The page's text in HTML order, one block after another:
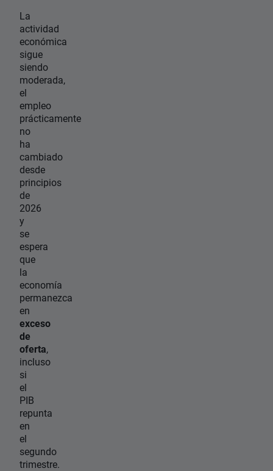
La
actividad
económica
sigue
siendo
moderada,
el
empleo
prácticamente
no
ha
cambiado
desde
principios
de
2026
y
se
espera
que
la
economía
permanezca
en
exceso
de
oferta,
incluso
si
el
PIB
repunta
en
el
segundo
trimestre.